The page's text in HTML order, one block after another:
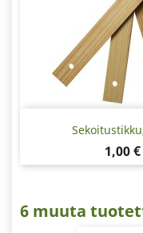
Hinta
1,00 €
6 muuta